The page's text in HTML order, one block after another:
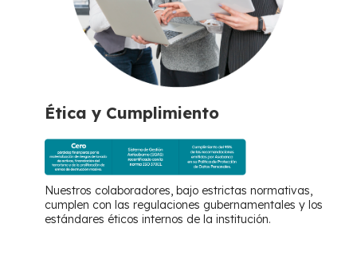
Ética y Cumplimiento
Nuestros colaboradores, bajo estrictas normativas,
cumplen con las regulaciones gubernamentales y los
estándares éticos internos de la institución.